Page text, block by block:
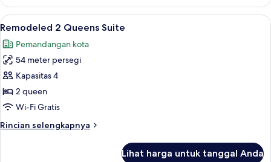
Remodeled
King
Suite
Lihat
semua
foto
untuk
Remodeled
2
Queens
Remodeled 2 Queens Suite | Seprai
7
Remodeled 2 Queens Suite
Pemandangan kota
54 meter persegi
Kapasitas 4
2 queen
Wi-Fi Gratis
Rincian selengkapnya
Rincian
Lihat harga untuk tanggal Anda